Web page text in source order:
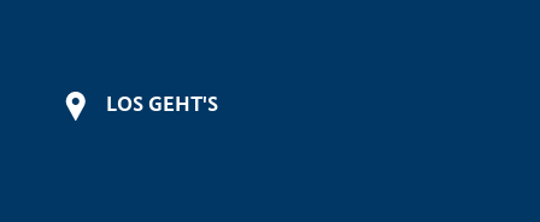
LOS GEHT'S